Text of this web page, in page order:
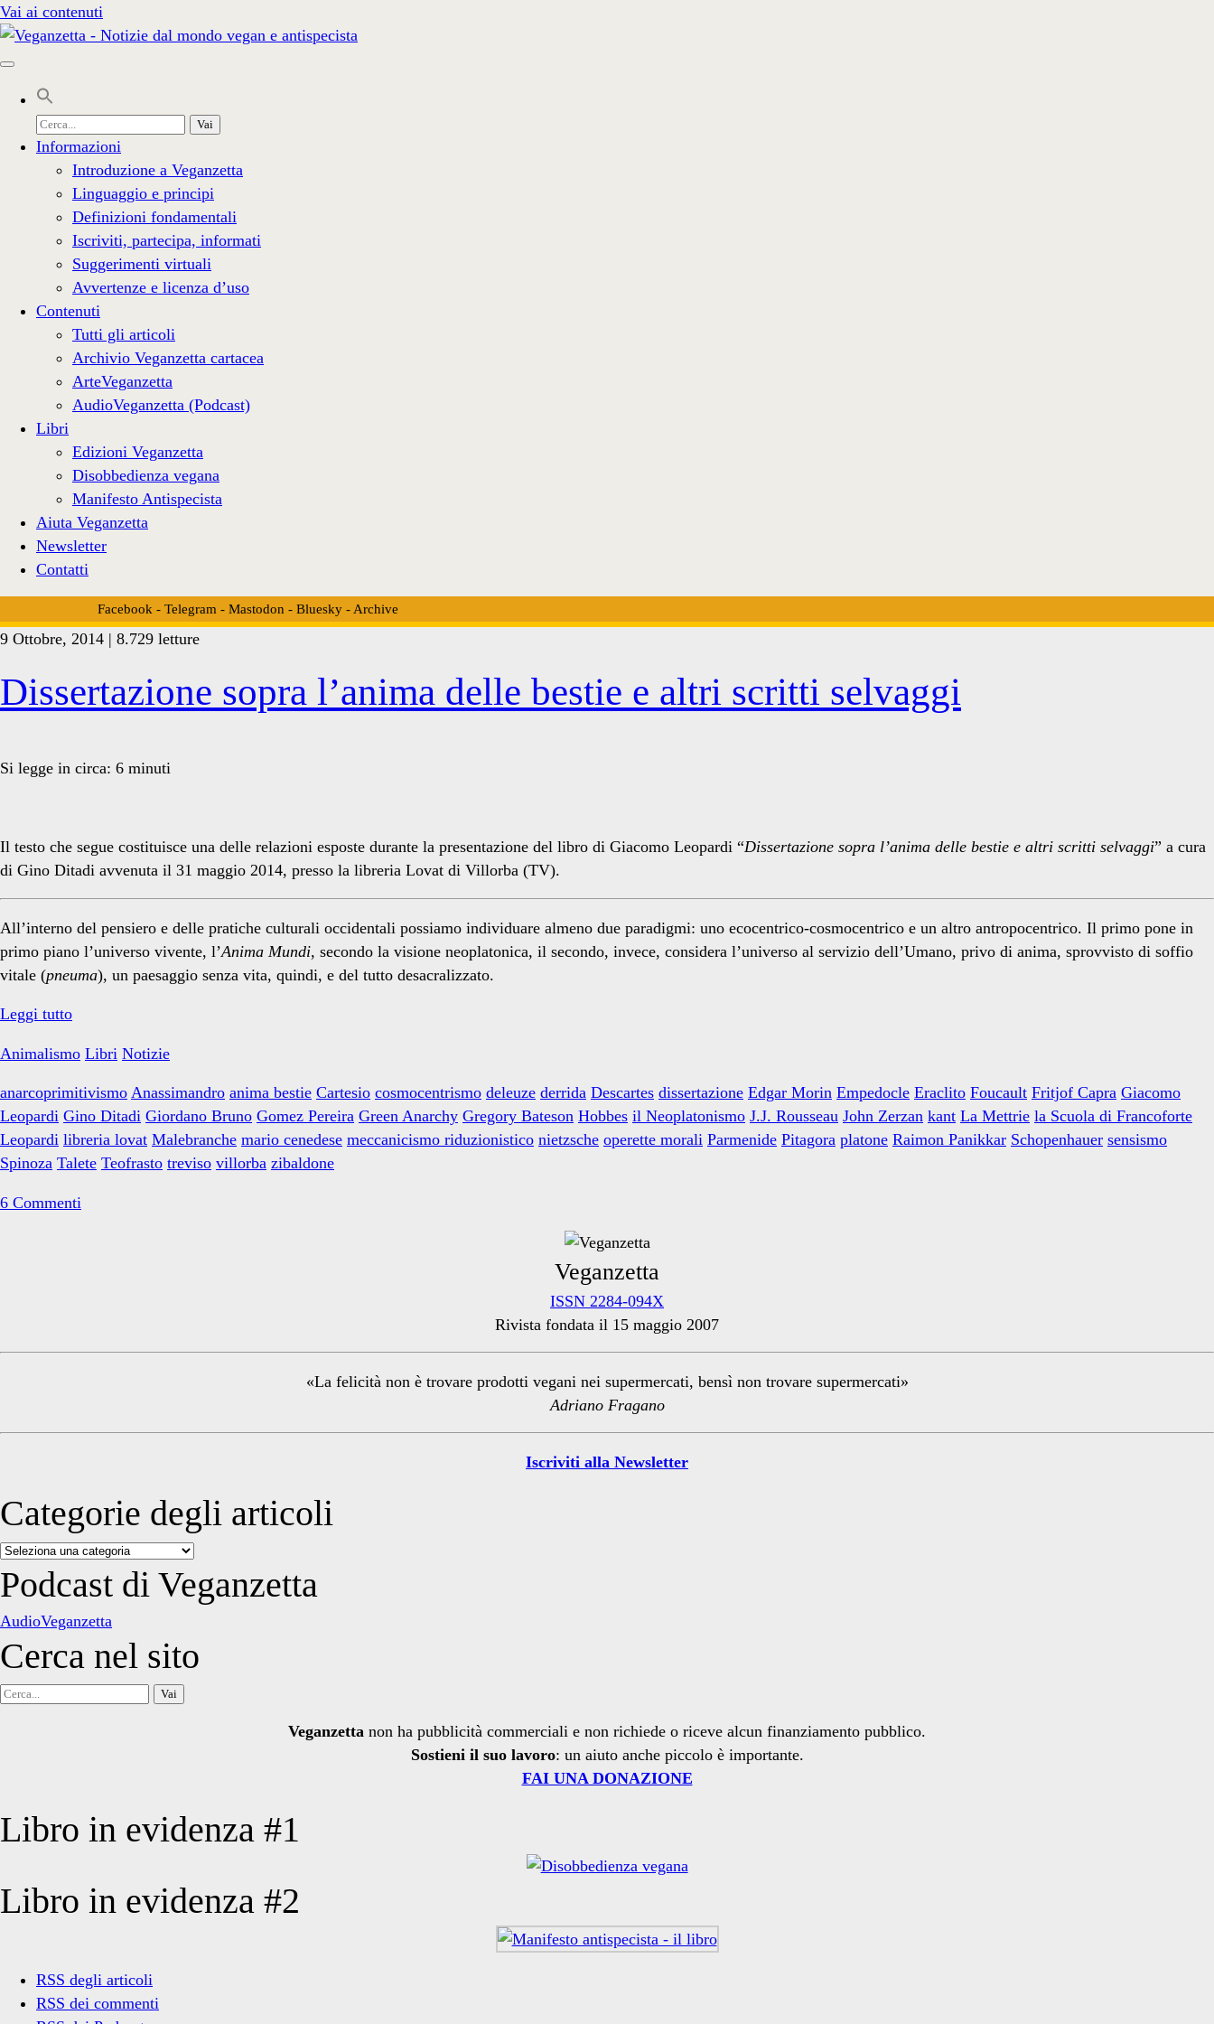
Vai ai contenuti
Cerca
per:
Informazioni
Introduzione a Veganzetta
Linguaggio e principi
Definizioni fondamentali
Iscriviti, partecipa, informati
Suggerimenti virtuali
Avvertenze e licenza d’uso
Contenuti
Tutti gli articoli
Archivio Veganzetta cartacea
ArteVeganzetta
AudioVeganzetta (Podcast)
Libri
Edizioni Veganzetta
Disobbedienza vegana
Manifesto Antispecista
Aiuta Veganzetta
Newsletter
Contatti
Facebook - Telegram - Mastodon - Bluesky- Archive
Tag:
9 Ottobre, 2014 | 8.729 letture
Dissertazione sopra l’anima delle bestie e altri scritti selvaggi
Si legge in circa: 6 minuti
Il testo che segue costituisce una delle relazioni esposte durante la presentazione del libro di Giacomo Leopardi “Dissertazione sopra l’anima delle bestie e altri scritti selvaggi” a cura
di Gino Ditadi avvenuta il 31 maggio 2014, presso la libreria Lovat di Villorba (TV).
All’interno del pensiero e delle pratiche culturali occidentali possiamo individuare almeno due paradigmi: uno ecocentrico-cosmocentrico e un altro antropocentrico. Il primo pone in
primo piano l’universo vivente, l’Anima Mundi, secondo la visione neoplatonica, il secondo, invece, considera l’universo al servizio dell’Umano, privo di anima, sprovvisto di soffio
vitale (pneuma), un paesaggio senza vita, quindi, e del tutto desacralizzato.
Leggi tuttoDissertazione
l’anima
delle
bestie
e
altri
selvaggi
Animalismo Libri Notizie
anarcoprimitivismo Anassimandro anima bestie Cartesio cosmocentrismo deleuze derrida Descartes dissertazione Edgar Morin Empedocle Eraclito Foucault Fritjof Capra Giacomo
Leopardi Gino Ditadi Giordano Bruno Gomez Pereira Green Anarchy Gregory Bateson Hobbes il Neoplatonismo J.J. Rousseau John Zerzan kant La Mettrie la Scuola di Francoforte
Leopardi libreria lovat Malebranche mario cenedese meccanicismo riduzionistico nietzsche operette morali Parmenide Pitagora platone Raimon Panikkar Schopenhauer sensismo
Spinoza Talete Teofrasto treviso villorba zibaldone
6 Commenti
Sidebar
Veganzetta
ISSN 2284-094X
Rivista fondata il 15 maggio 2007
«La felicità non è trovare prodotti vegani nei supermercati, bensì non trovare supermercati»
Adriano Fragano
Iscriviti alla Newsletter
Categorie degli articoli
Categorie
degli
articoli
Podcast di Veganzetta
AudioVeganzetta
Cerca nel sito
Cerca
Veganzetta non ha pubblicità commerciali e non richiede o riceve alcun finanziamento pubblico.
Sostieni il suo lavoro: un aiuto anche piccolo è importante.
FAI UNA DONAZIONE
Libro in evidenza #1
Libro in evidenza #2
RSS degli articoli
RSS dei commenti